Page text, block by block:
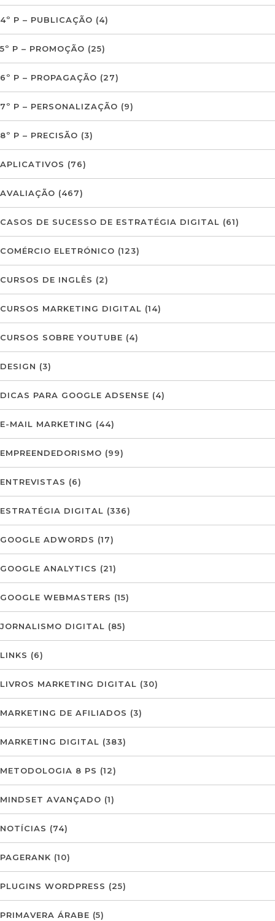
4º P – PUBLICAÇÃO (4)
5º P – PROMOÇÃO (25)
6º P – PROPAGAÇÃO (27)
7º P – PERSONALIZAÇÃO (9)
8º P – PRECISÃO (3)
APLICATIVOS (76)
AVALIAÇÃO (467)
CASOS DE SUCESSO DE ESTRATÉGIA DIGITAL (61)
COMÉRCIO ELETRÓNICO (123)
CURSOS DE INGLÊS (2)
CURSOS MARKETING DIGITAL (14)
CURSOS SOBRE YOUTUBE (4)
DESIGN (3)
DICAS PARA GOOGLE ADSENSE (4)
E-MAIL MARKETING (44)
EMPREENDEDORISMO (99)
ENTREVISTAS (6)
ESTRATÉGIA DIGITAL (336)
GOOGLE ADWORDS (17)
GOOGLE ANALYTICS (21)
GOOGLE WEBMASTERS (15)
JORNALISMO DIGITAL (85)
LINKS (6)
LIVROS MARKETING DIGITAL (30)
MARKETING DE AFILIADOS (3)
MARKETING DIGITAL (383)
METODOLOGIA 8 PS (12)
MINDSET AVANÇADO (1)
NOTÍCIAS (74)
PAGERANK (10)
PLUGINS WORDPRESS (25)
PRIMAVERA ÁRABE (5)